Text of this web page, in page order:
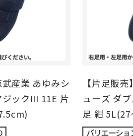
武産業 あゆみシ
ックIII 11E 片
【片足販
ューズ ダ
足 紺